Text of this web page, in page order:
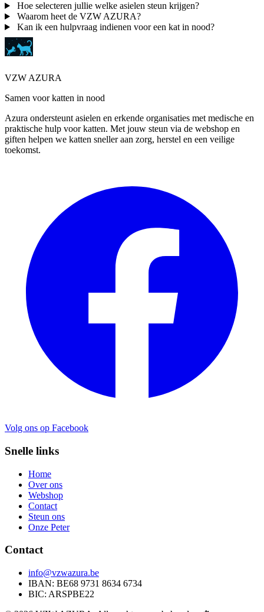
Hoe selecteren jullie welke asielen steun krijgen?
Waarom heet de VZW AZURA?
Kan ik een hulpvraag indienen voor een kat in nood?
VZW AZURA
Samen voor katten in nood
Azura ondersteunt asielen en erkende organisaties met medische en
praktische hulp voor katten. Met jouw steun via de webshop en
giften helpen we katten sneller aan zorg, herstel en een veilige
toekomst.
Volg ons op Facebook
Snelle links
Home
Over ons
Webshop
Contact
Steun ons
Onze Peter
Contact
info@vzwazura.be
IBAN: BE68 9731 8634 6734
BIC: ARSPBE22